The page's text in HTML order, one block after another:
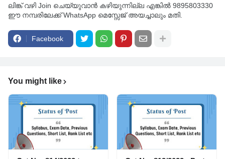
ലിങ്ക് വഴി Join ചെയ്യുവാൻ കഴിയുന്നില്ല എങ്കിൽ 9895803330
ഈ നമ്പരിലേക്ക് WhatsApp മെസ്സേജ് അയച്ചാലും മതി.
Facebook
You might like